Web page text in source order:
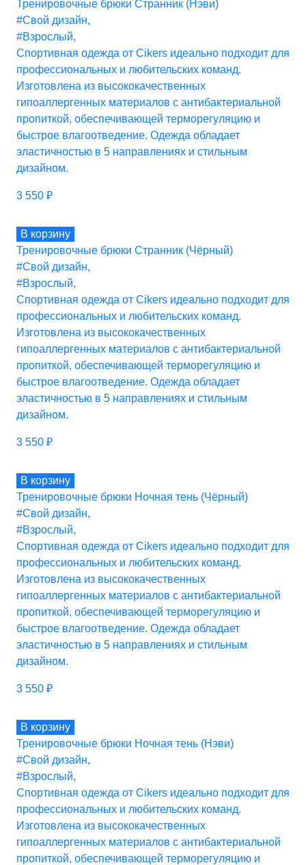
Тренировочные брюки Странник (Нэви)
#Свой дизайн,
#Взрослый,
Спортивная одежда от Cikers идеально подходит для
профессиональных и любительских команд.
Изготовлена из высококачественных
гипоаллергенных материалов с антибактериальной
пропиткой, обеспечивающей терморегуляцию и
быстрое влагоотведение. Одежда обладает
эластичностью в 5 направлениях и стильным
дизайном.
3 550 ₽
В корзину
Тренировочные брюки Странник (Чёрный)
#Свой дизайн,
#Взрослый,
Спортивная одежда от Cikers идеально подходит для
профессиональных и любительских команд.
Изготовлена из высококачественных
гипоаллергенных материалов с антибактериальной
пропиткой, обеспечивающей терморегуляцию и
быстрое влагоотведение. Одежда обладает
эластичностью в 5 направлениях и стильным
дизайном.
3 550 ₽
В корзину
Тренировочные брюки Ночная тень (Чёрный)
#Свой дизайн,
#Взрослый,
Спортивная одежда от Cikers идеально подходит для
профессиональных и любительских команд.
Изготовлена из высококачественных
гипоаллергенных материалов с антибактериальной
пропиткой, обеспечивающей терморегуляцию и
быстрое влагоотведение. Одежда обладает
эластичностью в 5 направлениях и стильным
дизайном.
3 550 ₽
В корзину
Тренировочные брюки Ночная тень (Нэви)
#Свой дизайн,
#Взрослый,
Спортивная одежда от Cikers идеально подходит для
профессиональных и любительских команд.
Изготовлена из высококачественных
гипоаллергенных материалов с антибактериальной
пропиткой, обеспечивающей терморегуляцию и